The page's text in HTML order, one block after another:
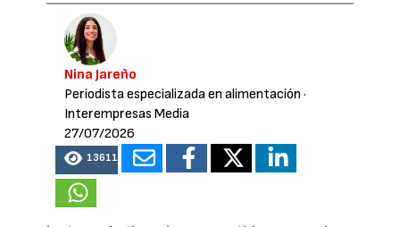
Nina Jareño
Periodista especializada en alimentación ·
Interempresas Media
27/07/2026
13611